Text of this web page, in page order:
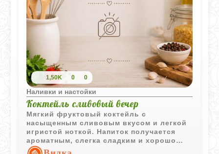
1,50K 0 0
Наливки и настойки
Коктейль сливовый вечер
Мягкий фруктовый коктейль с
насыщенным сливовым вкусом и легкой
игристой ноткой. Напиток получается
ароматным, слегка сладким и хорошо
освежает благодаря сочетанию сока,